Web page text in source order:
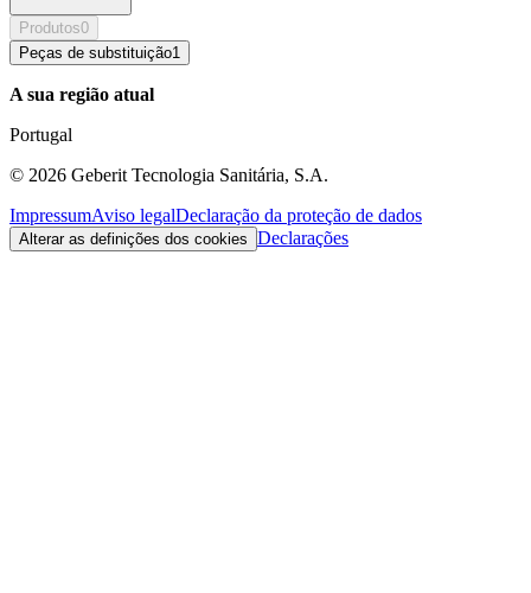
Produtos0
Peças de substituição1
A sua região atual
Portugal
© 2026 Geberit Tecnologia Sanitária, S.A.
ImpressumAviso legalDeclaração da proteção de dados
Alterar as definições dos cookies Declarações